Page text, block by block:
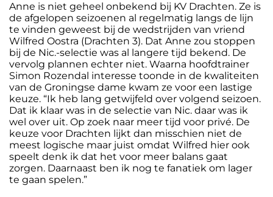
Anne is niet geheel onbekend bij KV Drachten. Ze is
de afgelopen seizoenen al regelmatig langs de lijn
te vinden geweest bij de wedstrijden van vriend
Wilfred Oostra (Drachten 3). Dat Anne zou stoppen
bij de Nic.-selectie was al langere tijd bekend. De
vervolg plannen echter niet. Waarna hoofdtrainer
Simon Rozendal interesse toonde in de kwaliteiten
van de Groningse dame kwam ze voor een lastige
keuze. “Ik heb lang getwijfeld over volgend seizoen.
Dat ik klaar was in de selectie van Nic. daar was ik
wel over uit. Op zoek naar meer tijd voor privé. De
keuze voor Drachten lijkt dan misschien niet de
meest logische maar juist omdat Wilfred hier ook
speelt denk ik dat het voor meer balans gaat
zorgen. Daarnaast ben ik nog te fanatiek om lager
te gaan spelen.”